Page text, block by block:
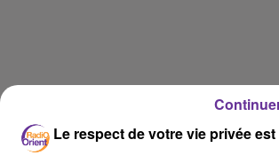
Le respect de votre vie privée